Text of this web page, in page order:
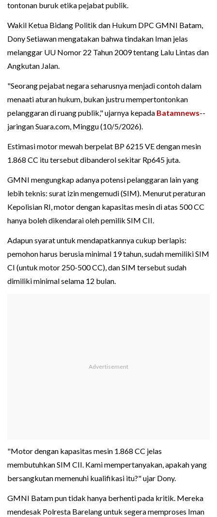
tontonan buruk etika pejabat publik.
Wakil Ketua Bidang Politik dan Hukum DPC GMNI Batam,
Dony Setiawan mengatakan bahwa tindakan Iman jelas
melanggar UU Nomor 22 Tahun 2009 tentang Lalu Lintas dan
Angkutan Jalan.
"Seorang pejabat negara seharusnya menjadi contoh dalam
menaati aturan hukum, bukan justru mempertontonkan
pelanggaran di ruang publik," ujarnya kepada Batamnews--
jaringan Suara.com, Minggu (10/5/2026).
Estimasi motor mewah berpelat BP 6215 VE dengan mesin
1.868 CC itu tersebut dibanderol sekitar Rp645 juta.
GMNI mengungkap adanya potensi pelanggaran lain yang
lebih teknis: surat izin mengemudi (SIM). Menurut peraturan
Kepolisian RI, motor dengan kapasitas mesin di atas 500 CC
hanya boleh dikendarai oleh pemilik SIM CII.
Adapun syarat untuk mendapatkannya cukup berlapis:
pemohon harus berusia minimal 19 tahun, sudah memiliki SIM
CI (untuk motor 250-500 CC), dan SIM tersebut sudah
dimiliki minimal selama 12 bulan.
"Motor dengan kapasitas mesin 1.868 CC jelas
membutuhkan SIM CII. Kami mempertanyakan, apakah yang
bersangkutan memenuhi kualifikasi itu?" ujar Dony.
GMNI Batam pun tidak hanya berhenti pada kritik. Mereka
mendesak Polresta Barelang untuk segera memproses Iman